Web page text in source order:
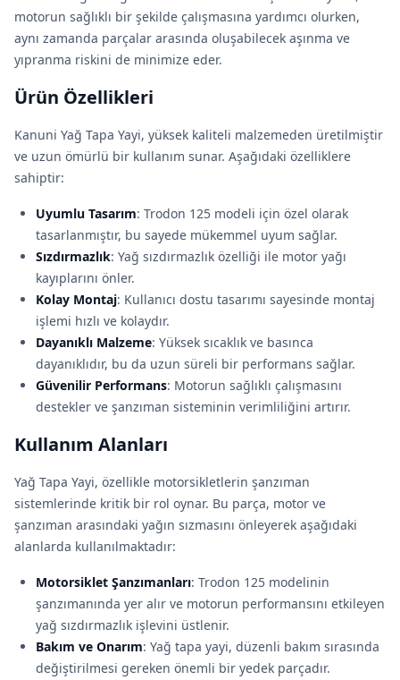
motorun sağlıklı bir şekilde çalışmasına yardımcı olurken,
aynı zamanda parçalar arasında oluşabilecek aşınma ve
yıpranma riskini de minimize eder.
Ürün Özellikleri
Kanuni Yağ Tapa Yayi, yüksek kaliteli malzemeden üretilmiştir
ve uzun ömürlü bir kullanım sunar. Aşağıdaki özelliklere
sahiptir:
Uyumlu Tasarım: Trodon 125 modeli için özel olarak
tasarlanmıştır, bu sayede mükemmel uyum sağlar.
Sızdırmazlık: Yağ sızdırmazlık özelliği ile motor yağı
kayıplarını önler.
Kolay Montaj: Kullanıcı dostu tasarımı sayesinde montaj
işlemi hızlı ve kolaydır.
Dayanıklı Malzeme: Yüksek sıcaklık ve basınca
dayanıklıdır, bu da uzun süreli bir performans sağlar.
Güvenilir Performans: Motorun sağlıklı çalışmasını
destekler ve şanzıman sisteminin verimliliğini artırır.
Kullanım Alanları
Yağ Tapa Yayi, özellikle motorsikletlerin şanzıman
sistemlerinde kritik bir rol oynar. Bu parça, motor ve
şanzıman arasındaki yağın sızmasını önleyerek aşağıdaki
alanlarda kullanılmaktadır:
Motorsiklet Şanzımanları: Trodon 125 modelinin
şanzımanında yer alır ve motorun performansını etkileyen
yağ sızdırmazlık işlevini üstlenir.
Bakım ve Onarım: Yağ tapa yayi, düzenli bakım sırasında
değiştirilmesi gereken önemli bir yedek parçadır.